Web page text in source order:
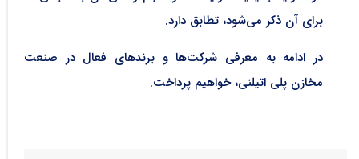
برای آن ذکر می‌شود، تطابق دارد.
در ادامه به معرفی شرکت‌ها و برندهای فعال در صنعت
مخازن پلی اتیلنی، خواهیم پرداخت.